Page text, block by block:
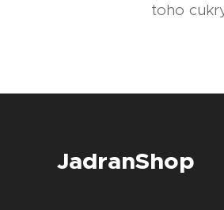
toho
JadranShop